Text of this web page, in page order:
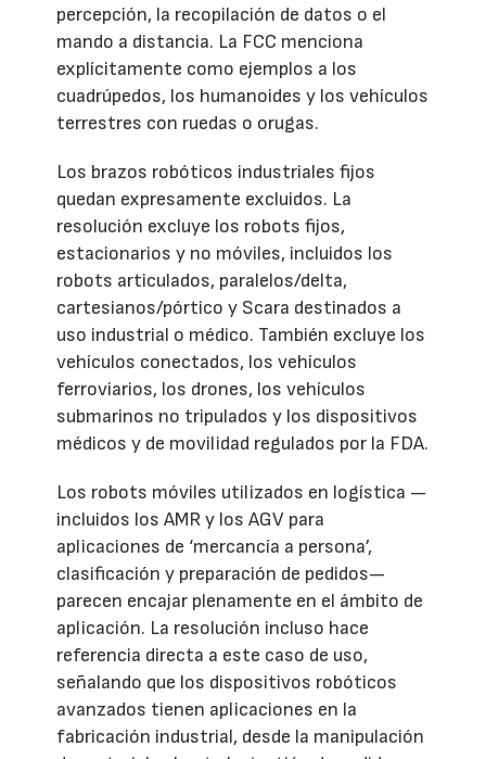
percepción, la recopilación de datos o el
mando a distancia. La FCC menciona
explícitamente como ejemplos a los
cuadrúpedos, los humanoides y los vehículos
terrestres con ruedas o orugas.
Los brazos robóticos industriales fijos
quedan expresamente excluidos. La
resolución excluye los robots fijos,
estacionarios y no móviles, incluidos los
robots articulados, paralelos/delta,
cartesianos/pórtico y Scara destinados a
uso industrial o médico. También excluye los
vehículos conectados, los vehículos
ferroviarios, los drones, los vehículos
submarinos no tripulados y los dispositivos
médicos y de movilidad regulados por la FDA.
Los robots móviles utilizados en logística —
incluidos los AMR y los AGV para
aplicaciones de ‘mercancía a persona’,
clasificación y preparación de pedidos—
parecen encajar plenamente en el ámbito de
aplicación. La resolución incluso hace
referencia directa a este caso de uso,
señalando que los dispositivos robóticos
avanzados tienen aplicaciones en la
fabricación industrial, desde la manipulación